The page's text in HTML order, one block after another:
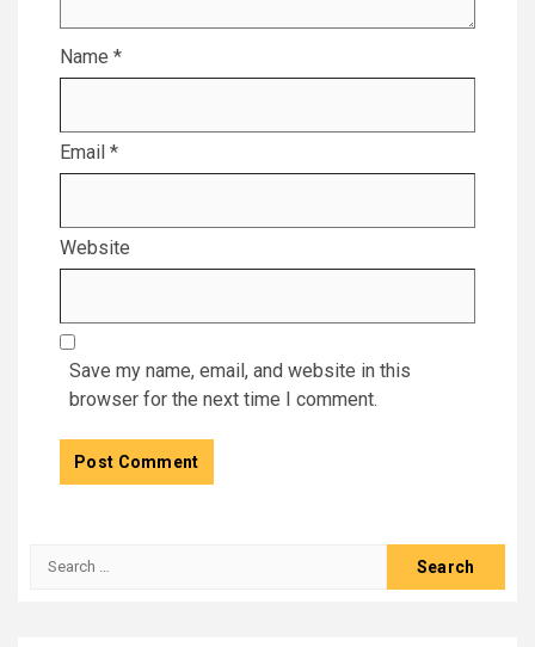
Name *
Email *
Website
Save my name, email, and website in this
browser for the next time I comment.